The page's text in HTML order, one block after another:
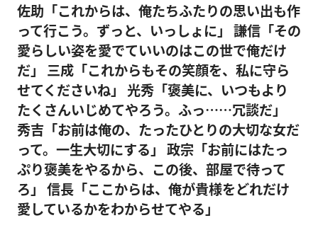
佐助「これからは、俺たちふたりの思い出も作
って行こう。ずっと、いっしょに」 謙信「その
愛らしい姿を愛でていいのはこの世で俺だけ
だ」
三成「これからもその笑顔を、私に守ら
せてくださいね」
光秀「褒美に、いつもより
たくさんいじめてやろう。ふっ……冗談だ」
秀吉「お前は俺の、たったひとりの大切な女だ
って。一生大切にする」 政宗「お前にはたっ
ぷり褒美をやるから、この後、部屋で待って
ろ」 信長「ここからは、俺が貴様をどれだけ
愛しているかをわからせてやる」